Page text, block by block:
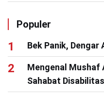
Populer
Bek Panik, Dengar
Mengenal Mushaf
Sahabat Disabilitas